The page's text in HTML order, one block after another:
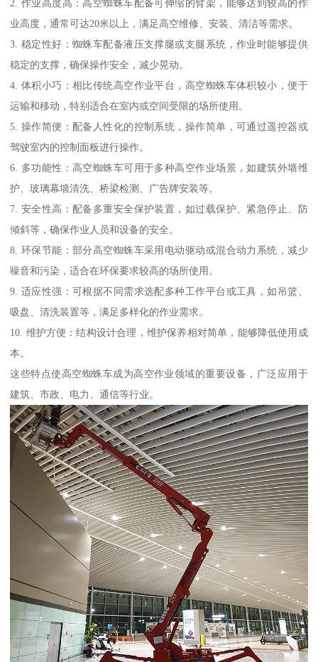
2. 作业高度高：高空蜘蛛车配备可伸缩的臂架，能够达到较高的作
业高度，通常可达20米以上，满足高空维修、安装、清洁等需求。
3. 稳定性好：蜘蛛车配备液压支撑腿或支腿系统，作业时能够提供
稳定的支撑，确保操作安全，减少晃动。
4. 体积小巧：相比传统高空作业平台，高空蜘蛛车体积较小，便于
运输和移动，特别适合在室内或空间受限的场所使用。
5. 操作简便：配备人性化的控制系统，操作简单，可通过遥控器或
驾驶室内的控制面板进行操作。
6. 多功能性：高空蜘蛛车可用于多种高空作业场景，如建筑外墙维
护、玻璃幕墙清洗、桥梁检测、广告牌安装等。
7. 安全性高：配备多重安全保护装置，如过载保护、紧急停止、防
倾斜等，确保作业人员和设备的安全。
8. 环保节能：部分高空蜘蛛车采用电动驱动或混合动力系统，减少
噪音和污染，适合在环保要求较高的场所使用。
9. 适应性强：可根据不同需求选配多种工作平台或工具，如吊篮、
吸盘、清洗装置等，满足多样化的作业需求。
10. 维护方便：结构设计合理，维护保养相对简单，能够降低使用成
本。
这些特点使高空蜘蛛车成为高空作业领域的重要设备，广泛应用于
建筑、市政、电力、通信等行业。